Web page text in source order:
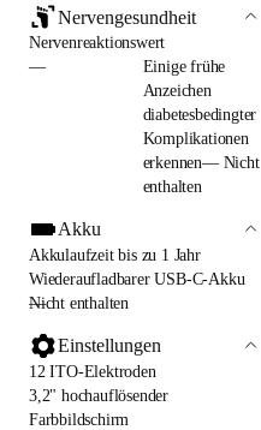
Nervengesundheit
Nervenreaktionswert
—
Einige frühe
Anzeichen
diabetesbedingter
Komplikationen
erkennen— Nicht
enthalten
Akku
Akkulaufzeit bis zu 1 Jahr
Wiederaufladbarer USB-C-Akku
—
Nicht enthalten
Einstellungen
12 ITO-Elektroden
3,2" hochauflösender
Farbbildschirm